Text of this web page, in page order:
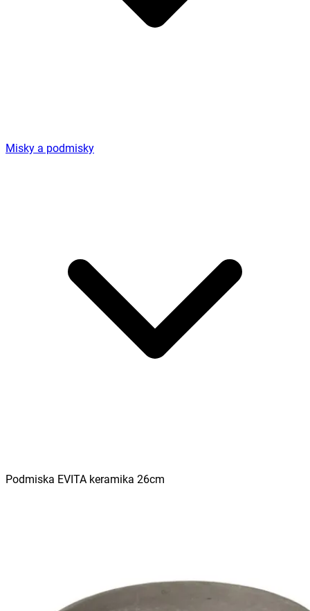
Misky a podmisky
Podmiska EVITA keramika 26cm